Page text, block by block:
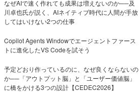
なぜAIで速く作れても成果は増えないのか──及
川卓也氏が説く、AIネイティブ時代に人間が手放
してはいけない2つの仕事
Copilot Agents Windowでエージェントファース
トに進化したVS Codeを試そう
予定どおり作っているのに、なぜ良くならないの
か──「アウトプット脳」と「ユーザー価値脳」
に橋をかける3つの設計【CEDEC2026】